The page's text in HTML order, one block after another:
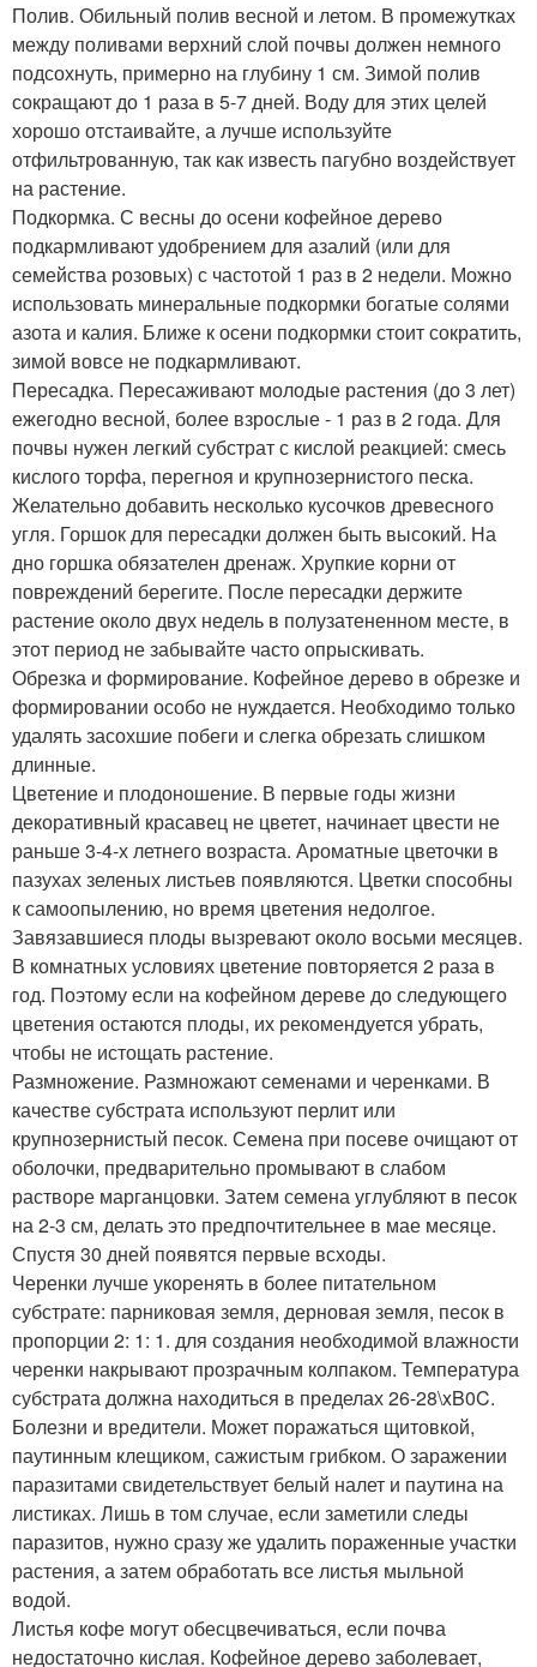
Полив. Обильный полив весной и летом. В промежутках
между поливами верхний слой почвы должен немного
подсохнуть, примерно на глубину 1 см. Зимой полив
сокращают до 1 раза в 5-7 дней. Воду для этих целей
хорошо отстаивайте, а лучше используйте
отфильтрованную, так как известь пагубно воздействует
на растение.
Подкормка. С весны до осени кофейное дерево
подкармливают удобрением для азалий (или для
семейства розовых) с частотой 1 раз в 2 недели. Можно
использовать минеральные подкормки богатые солями
азота и калия. Ближе к осени подкормки стоит сократить,
зимой вовсе не подкармливают.
Пересадка. Пересаживают молодые растения (до 3 лет)
ежегодно весной, более взрослые - 1 раз в 2 года. Для
почвы нужен легкий субстрат с кислой реакцией: смесь
кислого торфа, перегноя и крупнозернистого песка.
Желательно добавить несколько кусочков древесного
угля. Горшок для пересадки должен быть высокий. На
дно горшка обязателен дренаж. Хрупкие корни от
повреждений берегите. После пересадки держите
растение около двух недель в полузатененном месте, в
этот период не забывайте часто опрыскивать.
Обрезка и формирование. Кофейное дерево в обрезке и
формировании особо не нуждается. Необходимо только
удалять засохшие побеги и слегка обрезать слишком
длинные.
Цветение и плодоношение. В первые годы жизни
декоративный красавец не цветет, начинает цвести не
раньше 3-4-х летнего возраста. Ароматные цветочки в
пазухах зеленых листьев появляются. Цветки способны
к самоопылению, но время цветения недолгое.
Завязавшиеся плоды вызревают около восьми месяцев.
В комнатных условиях цветение повторяется 2 раза в
год. Поэтому если на кофейном дереве до следующего
цветения остаются плоды, их рекомендуется убрать,
чтобы не истощать растение.
Размножение. Размножают семенами и черенками. В
качестве субстрата используют перлит или
крупнозернистый песок. Семена при посеве очищают от
оболочки, предварительно промывают в слабом
растворе марганцовки. Затем семена углубляют в песок
на 2-3 см, делать это предпочтительнее в мае месяце.
Спустя 30 дней появятся первые всходы.
Черенки лучше укоренять в более питательном
субстрате: парниковая земля, дерновая земля, песок в
пропорции 2: 1: 1. для создания необходимой влажности
черенки накрывают прозрачным колпаком. Температура
субстрата должна находиться в пределах 26-28\xB0C.
Болезни и вредители. Может поражаться щитовкой,
паутинным клещиком, сажистым грибком. О заражении
паразитами свидетельствует белый налет и паутина на
листиках. Лишь в том случае, если заметили следы
паразитов, нужно сразу же удалить пораженные участки
растения, а затем обработать все листья мыльной
водой.
Листья кофе могут обесцвечиваться, если почва
недостаточно кислая. Кофейное дерево заболевает,